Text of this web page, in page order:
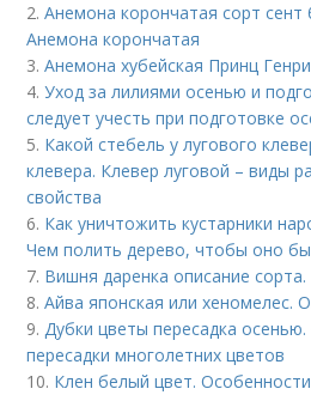
2.Анемона корончатая сорт
Анемона корончатая
3.Анемона хубейская Принц
4.Уход за лилиями осенью и
следует учесть при подготовке
5. Какой стебель у лугового
клевера. Клевер луговой – виды
свойства
6. Как уничтожить кустарники
Чем полить дерево, чтобы оно
7. Вишня даренка описание
8.Айва японская или хеномелес.
9.Дубки цветы пересадка
пересадки многолетних цветов
10. Клен белый цвет.